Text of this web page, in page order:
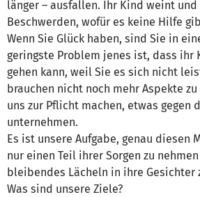
länger – ausfallen. Ihr Kind weint
Beschwerden, wofür es keine Hilfe
Wenn Sie Glück haben, sind Sie in
geringste Problem jenes ist, dass ihr
gehen kann, weil Sie es sich nicht
brauchen nicht noch mehr Aspekte
uns zur Pflicht machen, etwas gegen
unternehmen.
Es ist unsere Aufgabe, genau diesen
nur einen Teil ihrer Sorgen zu
bleibendes Lächeln in ihre Gesichter
Was sind unsere Ziele?